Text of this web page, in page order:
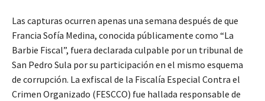
Las capturas ocurren apenas una semana después de que
Francia Sofía Medina, conocida públicamente como “La
Barbie Fiscal”, fuera declarada culpable por un tribunal de
San Pedro Sula por su participación en el mismo esquema
de corrupción. La exfiscal de la Fiscalía Especial Contra el
Crimen Organizado (FESCCO) fue hallada responsable de